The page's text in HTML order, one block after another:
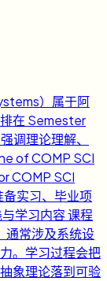
）属于阿
在 Semester
调理论理解、
of COMP SCI
COMP SCI
实习、毕业项
学习内容 课程
通常涉及系统设
。学习过程会把
象理论落到可验